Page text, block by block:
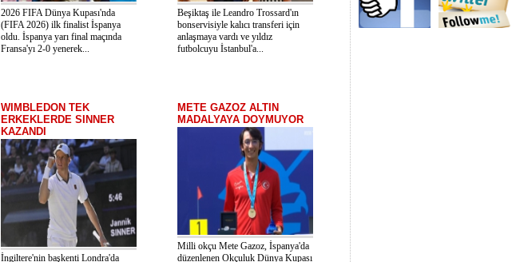
2026 FIFA Dünya Kupası'nda
(FIFA 2026) ilk finalist İspanya
oldu. İspanya yarı final maçında
Fransa'yı 2-0 yenerek...
Beşiktaş ile Leandro Trossard'ın
bonservisiyle kalıcı transferi için
anlaşmaya vardı ve yıldız
futbolcuyu İstanbul'a...
WIMBLEDON TEK
ERKEKLERDE SINNER
KAZANDI
İngiltere'nin başkenti Londra'da
METE GAZOZ ALTIN
MADALYAYA DOYMUYOR
Milli okçu Mete Gazoz, İspanya'da
düzenlenen Okçuluk Dünya Kupası